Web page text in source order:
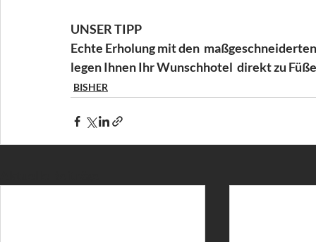
UNSER TIPP
Echte Erholung mit den
legen Ihnen Ihr Wunschhotel  direkt zu
BISHER